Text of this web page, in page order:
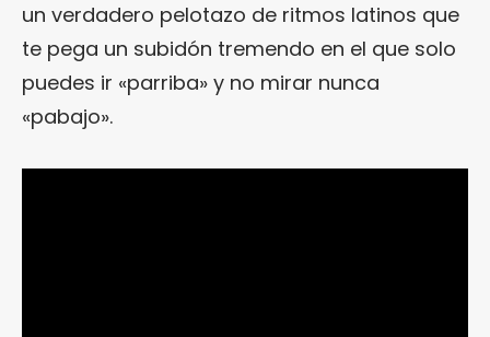
un verdadero pelotazo de ritmos latinos que
te pega un subidón tremendo en el que solo
puedes ir «parriba» y no mirar nunca
«pabajo».